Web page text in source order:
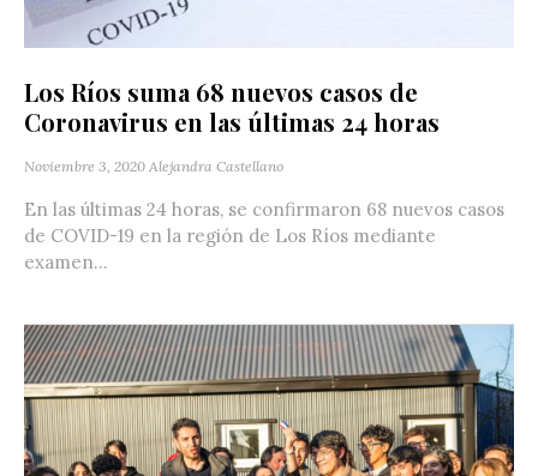
Los Ríos suma 68 nuevos casos de
Coronavirus en las últimas 24 horas
Noviembre 3, 2020 Alejandra Castellano
En las últimas 24 horas, se confirmaron 68 nuevos casos
de COVID-19 en la región de Los Ríos mediante
examen...